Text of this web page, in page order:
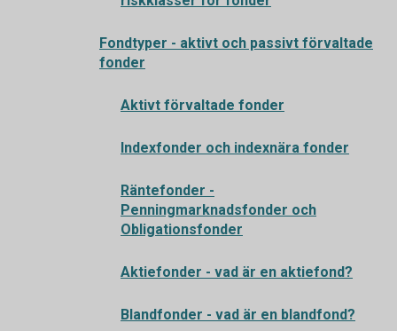
Fondtyper - aktivt och passivt förvaltade
fonder
Aktivt förvaltade fonder
Indexfonder och indexnära fonder
Räntefonder -
Penningmarknadsfonder och
Obligationsfonder
Aktiefonder - vad är en aktiefond?
Blandfonder - vad är en blandfond?